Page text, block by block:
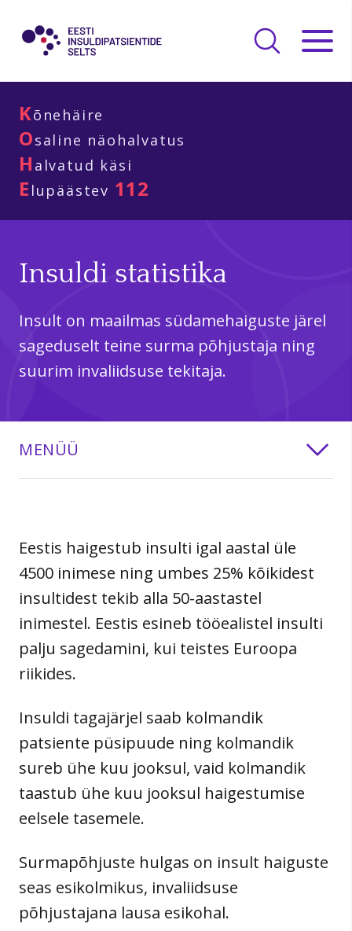
Kõnehäire
Osaline näohalvatus
H alvatud käsi
E lupäästev 112
Insuldi statistika
Insult on maailmas südamehaiguste järel
sageduselt teine surma põhjustaja ning
suurim invaliidsuse tekitaja.
Eestis haigestub insulti igal aastal üle
4500 inimese ning umbes 25% kõikidest
insultidest tekib alla 50-aastastel
inimestel. Eestis esineb tööealistel insulti
palju sagedamini, kui teistes Euroopa
riikides.
Insuldi tagajärjel saab kolmandik
patsiente püsipuude ning kolmandik
sureb ühe kuu jooksul, vaid kolmandik
taastub ühe kuu jooksul haigestumise
eelsele tasemele.
Surmapõhjuste hulgas on insult haiguste
seas esikolmikus, invaliidsuse
põhjustajana lausa esikohal.
MENÜÜ